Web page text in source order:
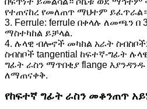
የተጠናከረ የመለጠጥ ማህተም
3. Ferrule: ferrule በቀላሉ ለመጫን በ
ማስተካከል ይቻላል.
4. ሉላዊ ብሎኖች መካከል አራት
ስብስቦች tangential ከፍተኛ-ግፊት
ግፊት ራስን ማጥበቂያ flange
ለማጠናቀቅ.
የከፍተኛ ግፊት ራስን መቆንጠጥ